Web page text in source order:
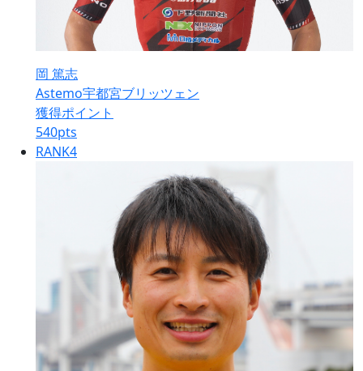
岡 篤志
Astemo宇都宮ブリッツェン
獲得ポイント
540pts
RANK4